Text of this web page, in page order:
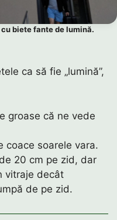
biete fante de lumină.
ca să fie „lumină”,
groase că ne vede
coace soarele vara.
20 cm pe zid, dar
vitraje decât
de pe zid.